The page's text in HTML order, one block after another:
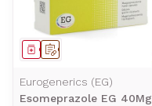
Op voorschrift
Geneesmiddel
Eurogenerics (EG)
Esomeprazole EG 40Mg